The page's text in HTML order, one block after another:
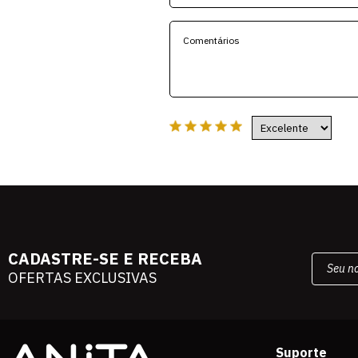
CADASTRE-SE E RECEBA
OFERTAS EXCLUSIVAS
Suporte